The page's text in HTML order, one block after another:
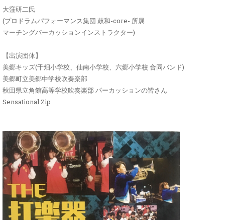
大窪研二氏
(プロドラムパフォーマンス集団 鼓和-core- 所属
マーチングパーカッションインストラクター)
【出演団体】
美郷キッズ(千畑小学校、仙南小学校、六郷小学校 合同バンド)
美郷町立美郷中学校吹奏楽部
秋田県立角館高等学校吹奏楽部 パーカッションの皆さん
Sensational Zip